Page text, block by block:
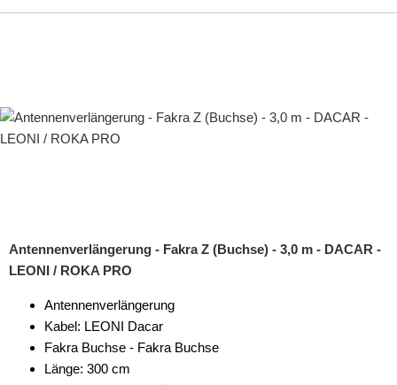
Antennenverlängerung - Fakra Z (Buchse) - 3,0 m - DACAR -
LEONI / ROKA PRO
Antennenverlängerung
Kabel: LEONI Dacar
Fakra Buchse - Fakra Buchse
Länge: 300 cm